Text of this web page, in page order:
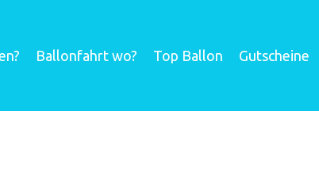
Ballonfahrt wo? Top Ballon Gutscheine